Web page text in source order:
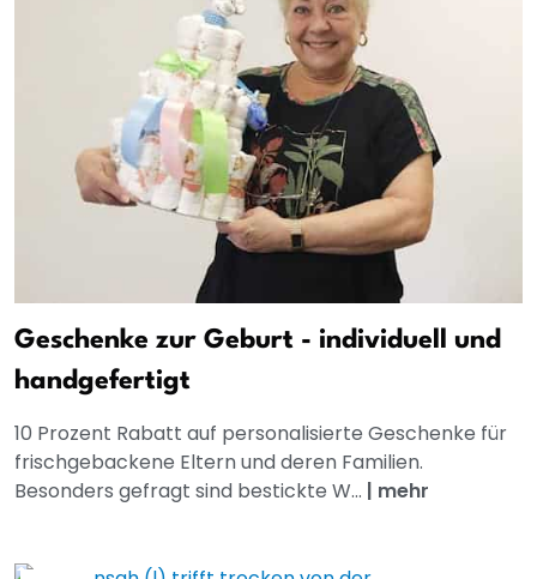
Geschenke zur Geburt - individuell und
handgefertigt
10 Prozent Rabatt auf personalisierte Geschenke für
frischgebackene Eltern und deren Familien.
Besonders gefragt sind bestickte W... | mehr